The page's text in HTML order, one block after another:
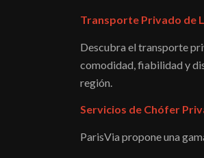
Transporte Privado de
Descubra el transporte
comodidad, fiabilidad y
región.
Servicios de Chófer
ParisVia propone una